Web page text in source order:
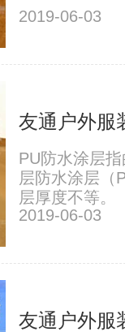
2019-06-03
友通户外服
PU防水涂层
层防水涂层（
层厚度不等。
2019-06-03
友通户外服